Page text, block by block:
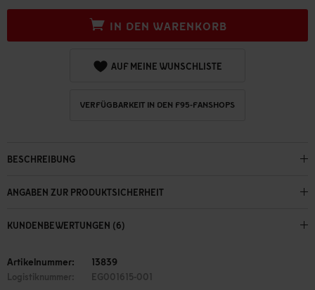
IN DEN WARENKORB
AUF MEINE WUNSCHLISTE
VERFÜGBARKEIT IN DEN F95-FANSHOPS
BESCHREIBUNG
ANGABEN ZUR PRODUKTSICHERHEIT
KUNDENBEWERTUNGEN (6)
Artikelnummer: 13839
Logistiknummer: EG001615-001